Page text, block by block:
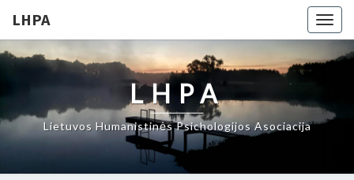
LHPA
LHPA
Lietuvos Humanistinės Psichologijos Asociacija